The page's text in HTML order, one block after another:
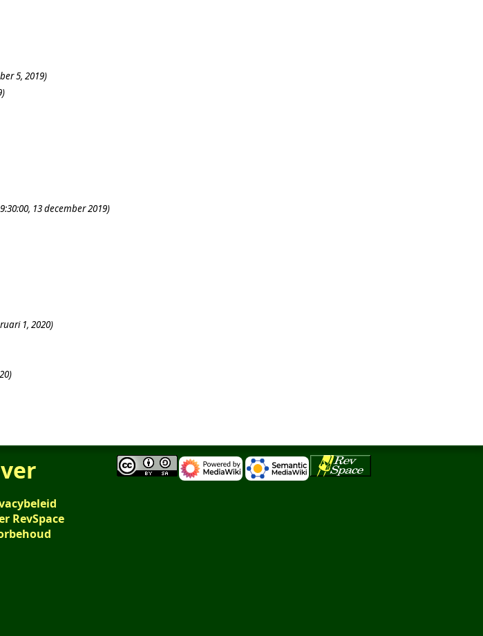
5, 2019)
13 december 2019)
1, 2020)
RevSpace